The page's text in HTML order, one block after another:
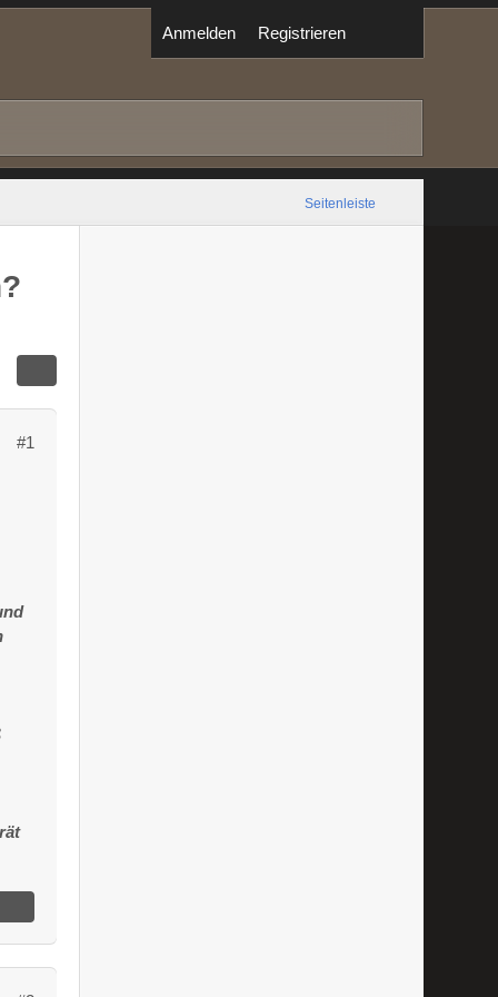
Anmelden Registrieren
Seitenleiste
#1